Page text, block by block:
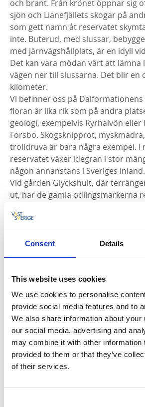
Consent Details
This website uses cookies
We use cookies to personalise
provide social media features and to
We also share information about your
our social media, advertising and
may combine it with other information
provided to them or that they’ve
of their services.
och brant. Från krönet öppnar sig
sjön och Lianefjällets skogar på
som gett namn åt reservatet
inte. Buterud, med slussar,
med järnvägshållplats, är en idyll
Det kan vara mödan värt att lämna
vägen ner till slussarna. Det blir en
kilometer.
Vi befinner oss på
floran är lika rik som på andra
geologi, exempelvis Ryrhalvön eller
Forsbo. Skogsknipprot,
trolldruva är bara några exempel. I
reservatet växer idegran i stor
någon annanstans i Sveriges inland.
Vid gården Glyckshult, där
ut, har de gamla odlingsmarkerna
blommar nu åter Sankt Pers
beteshagarna. Ärtvickern finns
plats i området, i norra delen och
vandringsleden. Det är en
blekgula blommor. Många
Buterud är ett av dem. Den ytterst
hackspetten har – eller hade – ett
svenska fästen i Dalsland, och den
Även gråspett har setts.
av dessa rariteter är ytterst liten,
i området bör ändå kunna bjuda på
av Sveriges sju hackspettarter:
mindre hackspett, gröngöling och
markera sina revir och stilla